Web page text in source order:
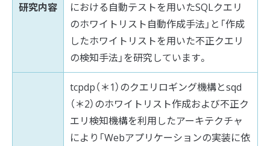
研究内容
における自動テストを用いたSQLクエリ
のホワイトリスト自動作成手法」と「作成
したホワイトリストを用いた不正クエリ
の検知手法」を研究しています。
tcpdp（＊1）のクエリロギング機構とsqd
（＊2）のホワイトリスト作成および不正ク
エリ検知機構を利用したアーキテクチャ
により「Webアプリケーションの実装に依